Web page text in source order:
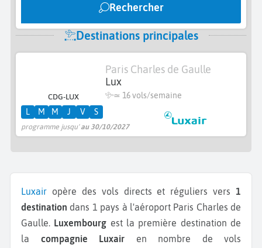
Rechercher
Destinations principales
CDG-LUX
Paris Charles de Gaulle
Lux
≃ 16 vols/semaine
programme jusqu'au 30/10/2027
L M M J V S
Luxair opère des vols directs et réguliers vers 1
destination dans 1 pays à l'aéroport Paris Charles de
Gaulle. Luxembourg est la première destination de
la compagnie Luxair en nombre de vols